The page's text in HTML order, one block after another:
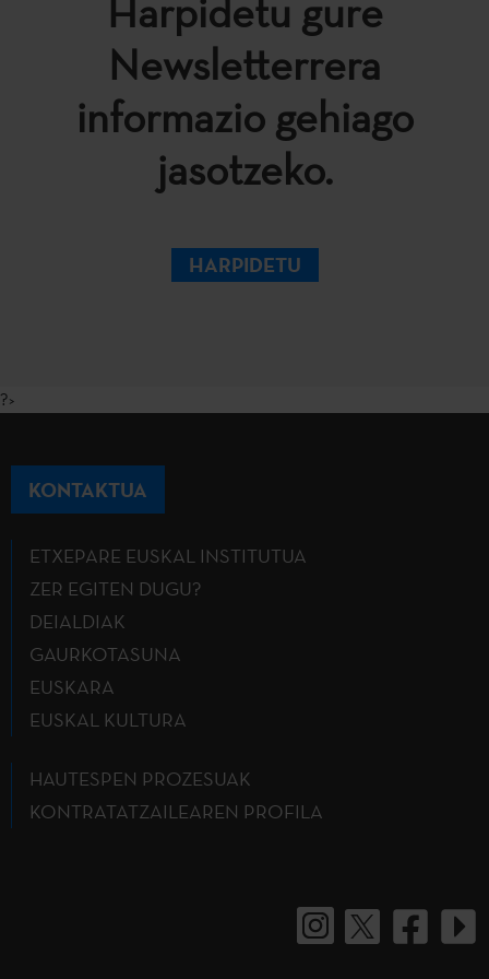
Harpidetu gure
Newsletterrera
informazio gehiago
jasotzeko.
HARPIDETU
?>
KONTAKTUA
ETXEPARE EUSKAL INSTITUTUA
ZER EGITEN DUGU?
DEIALDIAK
GAURKOTASUNA
EUSKARA
EUSKAL KULTURA
HAUTESPEN PROZESUAK
KONTRATATZAILEAREN PROFILA